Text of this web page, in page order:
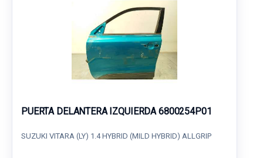
PUERTA DELANTERA IZQUIERDA 6800254P01
SUZUKI VITARA (LY) 1.4 HYBRID (MILD HYBRID) ALLGRIP